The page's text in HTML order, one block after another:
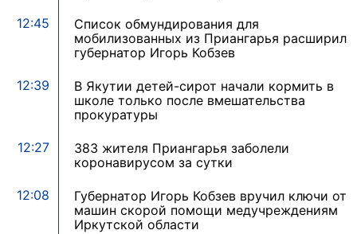
12:45
Список обмундирования для
мобилизованных из Приангарья расширил
губернатор Игорь Кобзев
12:39
В Якутии детей-сирот начали кормить в
школе только после вмешательства
прокуратуры
12:27
383 жителя Приангарья заболели
коронавирусом за сутки
12:08
Губернатор Игорь Кобзев вручил ключи от
машин скорой помощи медучреждениям
Иркутской области